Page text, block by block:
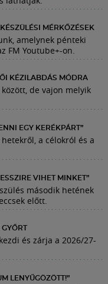
MÉRKŐZÉSEK
amelynek pénteki
FM Youtube+-on.
KÉZILABDÁS MÓDRA
de vajon melyik
EGY KERÉKPÁRT”
a célokról és a
VIHET MINKET”
második hetének
előtt.
és zárja a 2026/27-
LENYŰGÖZÖTT!”